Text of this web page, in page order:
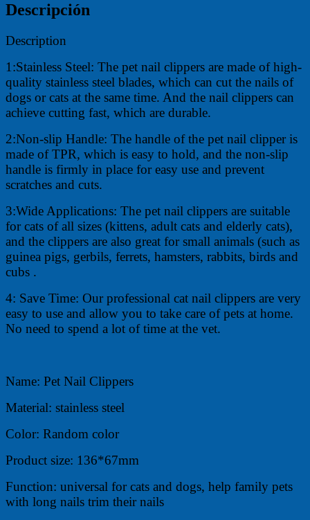
Descripción
Description
1:Stainless Steel: The pet nail clippers are made of high-
quality stainless steel blades, which can cut the nails of
dogs or cats at the same time. And the nail clippers can
achieve cutting fast, which are durable.
2:Non-slip Handle: The handle of the pet nail clipper is
made of TPR, which is easy to hold, and the non-slip
handle is firmly in place for easy use and prevent
scratches and cuts.
3:Wide Applications: The pet nail clippers are suitable
for cats of all sizes (kittens, adult cats and elderly cats),
and the clippers are also great for small animals (such as
guinea pigs, gerbils, ferrets, hamsters, rabbits, birds and
cubs .
4: Save Time: Our professional cat nail clippers are very
easy to use and allow you to take care of pets at home.
No need to spend a lot of time at the vet.
Name: Pet Nail Clippers
Material: stainless steel
Color: Random color
Product size: 136*67mm
Function: universal for cats and dogs, help family pets
with long nails trim their nails